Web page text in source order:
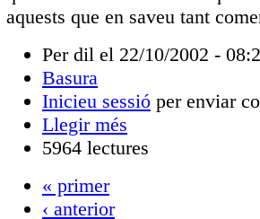
aquests que en saveu tant
Per dil el 22/10/2002 -
Basura
Inicieu sessió per enviar
Llegir més
5964 lectures
« primer
‹ anterior